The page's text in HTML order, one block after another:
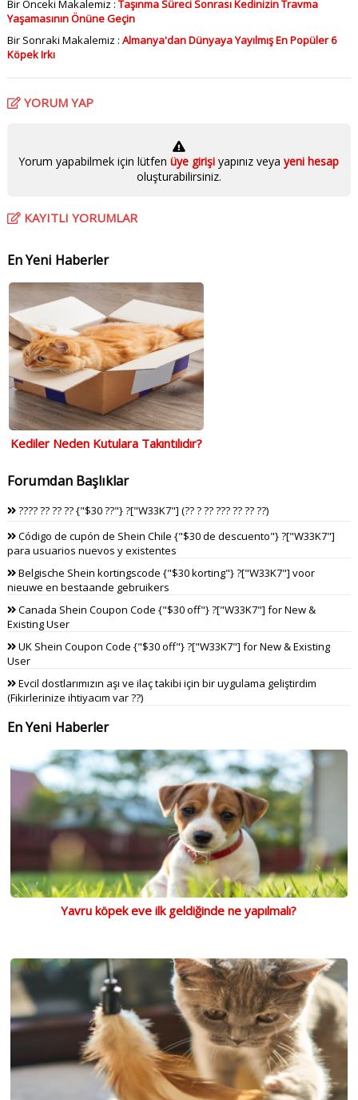
Bir Önceki Makalemiz : Taşınma Süreci Sonrası Kedinizin Travma
Yaşamasının Önüne Geçin
Bir Sonraki Makalemiz : Almanya'dan Dünyaya Yayılmış En Popüler 6
Köpek Irkı
YORUM YAP
Yorum yapabilmek için lütfenüye girişiyapınız veya yeni hesap
oluşturabilirsiniz.
KAYITLI YORUMLAR
En Yeni Haberler
Kediler Neden Kutulara Takıntılıdır?
Forumdan Başlıklar
???? ?? ?? ?? {"$30 ??"} ?["W33K7"] (?? ? ?? ??? ?? ?? ??)
Código de cupón de Shein Chile {"$30 de descuento"} ?["W33K7"]
para usuarios nuevos y existentes
Belgische Shein kortingscode {"$30 korting"} ?["W33K7"] voor
nieuwe en bestaande gebruikers
Canada Shein Coupon Code {"$30 off"} ?["W33K7"] for New &
Existing User
UK Shein Coupon Code {"$30 off"} ?["W33K7"] for New & Existing
User
Evcil dostlarımızın aşı ve ilaç takibi için bir uygulama geliştirdim
(Fikirlerinize ihtiyacım var ??)
En Yeni Haberler
Yavru köpek eve ilk geldiğinde ne yapılmalı?